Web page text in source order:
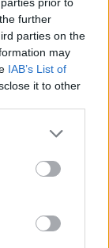
further
parties on the
may
IAB’s List of
it to other
more Google
may click to
tags to
below Google
Meg kell
a 70-es